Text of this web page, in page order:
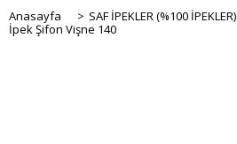
Anasayfa > SAF İPEKLER (%100 İPEKLER)
İpek Şifon Vişne 140